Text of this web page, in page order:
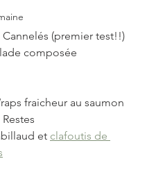
(premier test!!)
composée
fraicheur au saumon
et clafoutis de